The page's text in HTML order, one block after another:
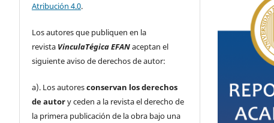
Atribución 4.0.
Los autores que publiquen en la
revista VinculaTégica EFANaceptan el
siguiente aviso de derechos de autor:
a). Los autoresconservan los derechos
de autory ceden a la revista el derecho de
la primera publicación de la obra bajo una